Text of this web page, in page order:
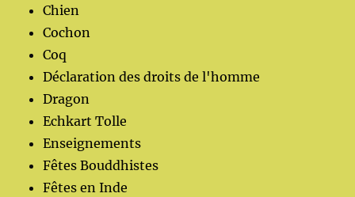
Chien
Cochon
Coq
Déclaration des droits de l'homme
Dragon
Echkart Tolle
Enseignements
Fêtes Bouddhistes
Fêtes en Inde